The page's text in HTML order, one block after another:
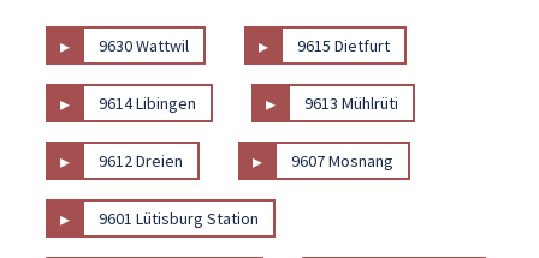
▸ 9630 Wattwil ▸ 9615 Dietfurt
▸ 9614 Libingen ▸ 9613 Mühlrüti
▸ 9612 Dreien ▸ 9607 Mosnang
▸ 9601 Lütisburg Station